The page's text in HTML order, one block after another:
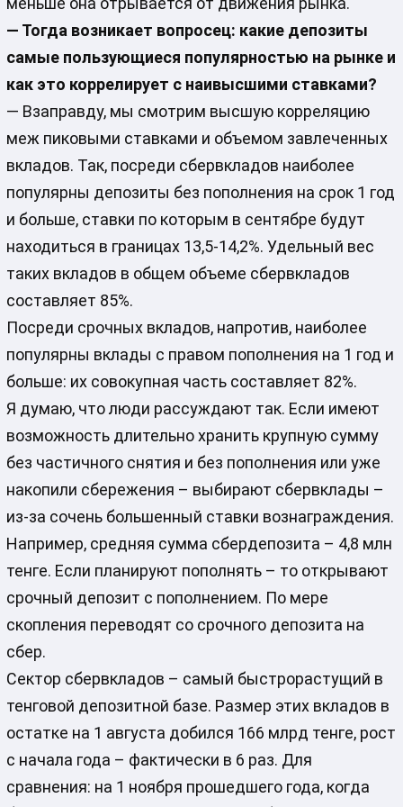
— Тогда возникает вопросец: какие депозиты
самые пользующиеся популярностью на рынке и
как это коррелирует с наивысшими ставками?
— Взаправду, мы смотрим высшую корреляцию
меж пиковыми ставками и объемом завлеченных
вкладов. Так, посреди сбервкладов наиболее
популярны депозиты без пополнения на срок 1 год
и больше, ставки по которым в сентябре будут
находиться в границах 13,5-14,2%. Удельный вес
таких вкладов в общем объеме сбервкладов
составляет 85%.
Посреди срочных вкладов, напротив, наиболее
популярны вклады с правом пополнения на 1 год и
больше: их совокупная часть составляет 82%.
Я думаю, что люди рассуждают так. Если имеют
возможность длительно хранить крупную сумму
без частичного снятия и без пополнения или уже
накопили сбережения – выбирают сбервклады –
из-за сочень большенный ставки вознаграждения.
Например, средняя сумма сбердепозита – 4,8 млн
тенге. Если планируют пополнять – то открывают
срочный депозит с пополнением. По мере
скопления переводят со срочного депозита на
сбер.
Сектор сбервкладов – самый быстрорастущий в
тенговой депозитной базе. Размер этих вкладов в
остатке на 1 августа добился 166 млрд тенге, рост
с начала года – фактически в 6 раз. Для
сравнения: на 1 ноября прошедшего года, когда